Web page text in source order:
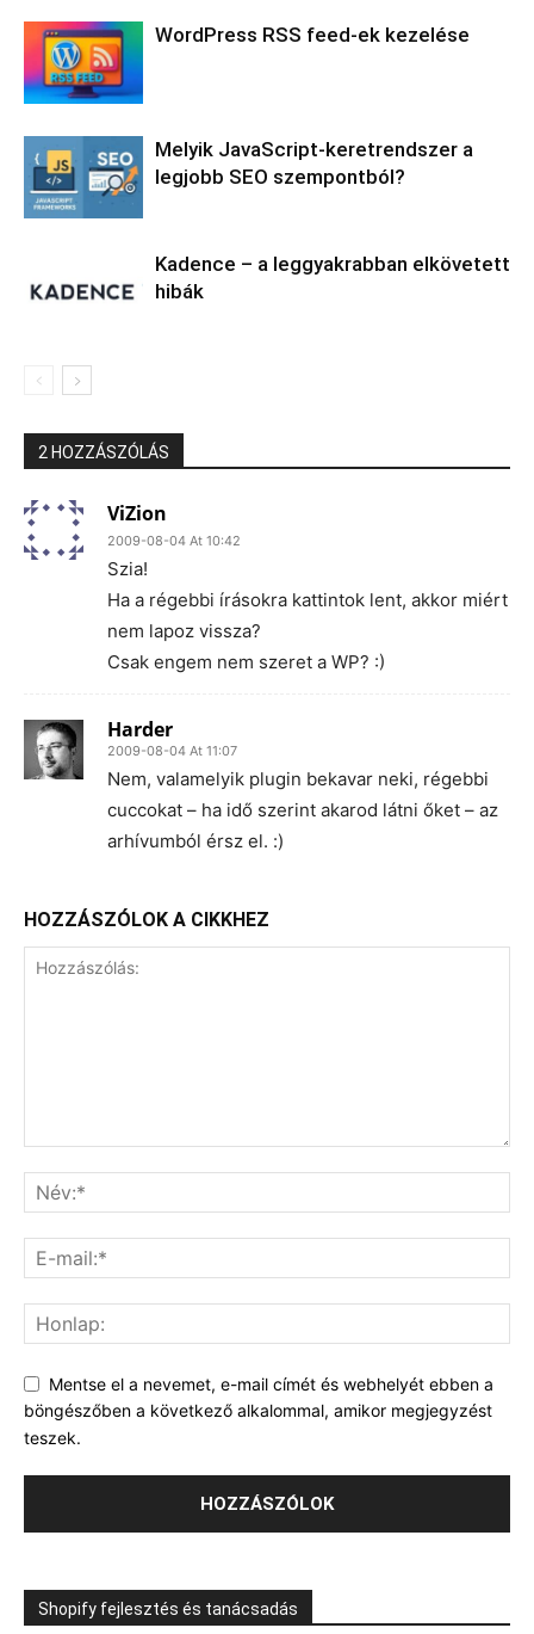
WordPress RSS feed-ek kezelése
Melyik JavaScript-keretrendszer a
legjobb SEO szempontból?
Kadence – a leggyakrabban elkövetett
hibák
2 HOZZÁSZÓLÁS
ViZion
2009-08-04 At 10:42
Szia!
Ha a régebbi írásokra kattintok lent, akkor miért
nem lapoz vissza?
Csak engem nem szeret a WP? :)
Harder
2009-08-04 At 11:07
Nem, valamelyik plugin bekavar neki, régebbi
cuccokat – ha idő szerint akarod látni őket – az
arhívumból érsz el. :)
HOZZÁSZÓLOK A CIKKHEZ
Mentse el a nevemet, e-mail címét és webhelyét ebben a
böngészőben a következő alkalommal, amikor megjegyzést
teszek.
Shopify fejlesztés és tanácsadás